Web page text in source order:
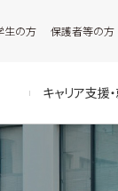
生の方 保護者等の方
キャリア支援